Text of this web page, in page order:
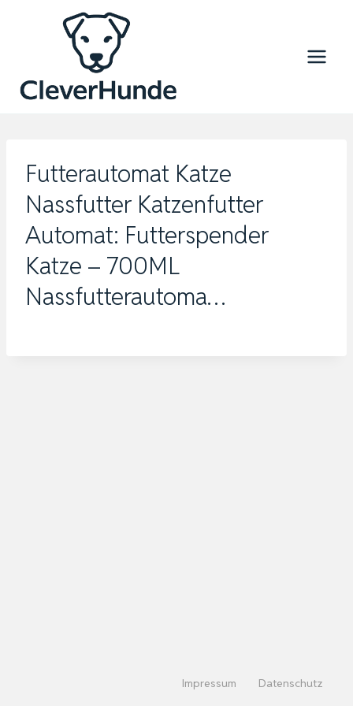
Futterautomat Katze
Nassfutter Katzenfutter
Automat: Futterspender
Katze – 700ML
Nassfutterautoma…
Impressum Datenschutz